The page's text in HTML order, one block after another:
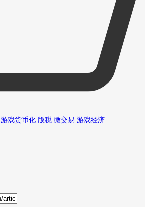
游戏货币化 版税 微交易 游戏经济